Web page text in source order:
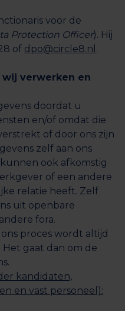
voor de
Protection Officer). Hij
of dpo@circle8.nl .
wij verwerken en
doordat u
en/of omdat die
of door ons zijn
zelf aan ons
ook afkomstig
of een andere
relatie heeft. Zelf
uit openbare
fora.
proces wordt altijd
gaat dan om de
kandidaten,
en vast personeel):